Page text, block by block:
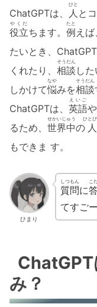
ChatGPTは、 人
ひと
と
役立
やくだ
ちます。 例
たと
えば
たいとき、
くれたり、 相談
そうだん
し
しかけて悩
なや
みを相談
そうだん
ChatGPTは、 英語
えいご
や
るため、 世界中
せかいじゅう
の 人
ひとび
もできま す。
ひまり
質問
しつもん
に
こた
てすご
み？